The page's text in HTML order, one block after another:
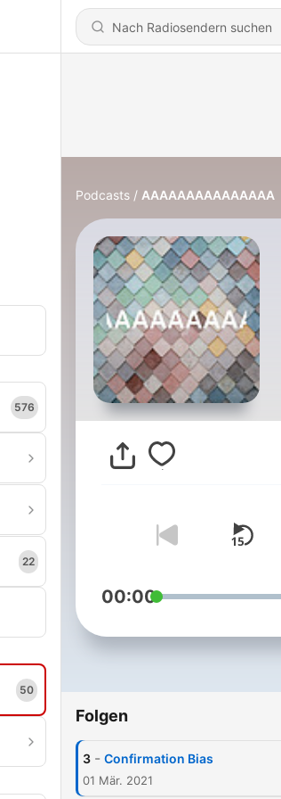
576
22
50
Podcasts AAAAAAAAAAAAAAA
00:00
Folgen
3 - Confirmation Bias
01 Mär. 2021